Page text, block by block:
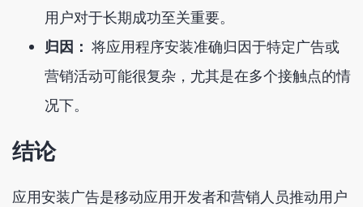
用户对于长期成功至关重要。
归因： 将应用程序安装准确归因于特定广告或
营销活动可能很复杂，尤其是在多个接触点的情
况下。
结论
应用安装广告是移动应用开发者和营销人员推动用户